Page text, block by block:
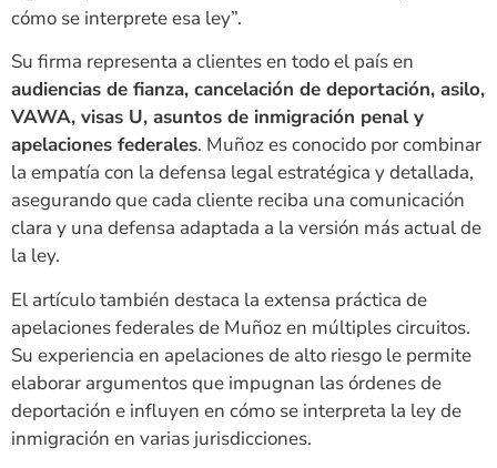
cómo se interprete esa ley”.
Su firma representa a clientes en todo el país en
audiencias de fianza, cancelación de deportación, asilo,
VAWA, visas U, asuntos de inmigración penal y
apelaciones federales. Muñoz es conocido por combinar
la empatía con la defensa legal estratégica y detallada,
asegurando que cada cliente reciba una comunicación
clara y una defensa adaptada a la versión más actual de
la ley.
El artículo también destaca la extensa práctica de
apelaciones federales de Muñoz en múltiples circuitos.
Su experiencia en apelaciones de alto riesgo le permite
elaborar argumentos que impugnan las órdenes de
deportación e influyen en cómo se interpreta la ley de
inmigración en varias jurisdicciones.